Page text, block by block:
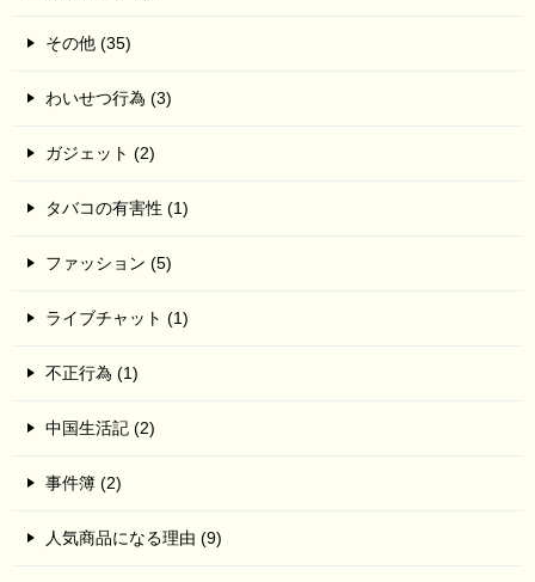
その他 (35)
わいせつ行為 (3)
ガジェット (2)
タバコの有害性 (1)
ファッション (5)
ライブチャット (1)
不正行為 (1)
中国生活記 (2)
事件簿 (2)
人気商品になる理由 (9)